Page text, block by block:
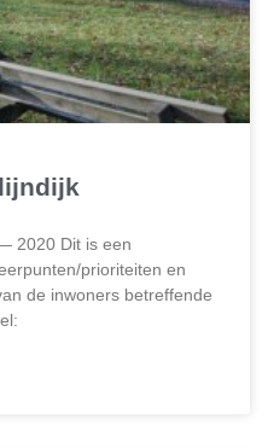
2020 Dit is een
prioriteiten en
de inwoners betreffende